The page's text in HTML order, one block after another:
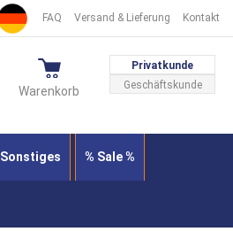
FAQ Versand & Lieferung Kontakt
Privatkunde
Geschäftskunde
Warenkorb
Sonstiges % Sale %